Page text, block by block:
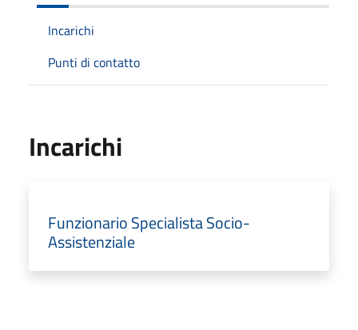
Incarichi
Punti di contatto
Incarichi
Funzionario Specialista Socio-
Assistenziale